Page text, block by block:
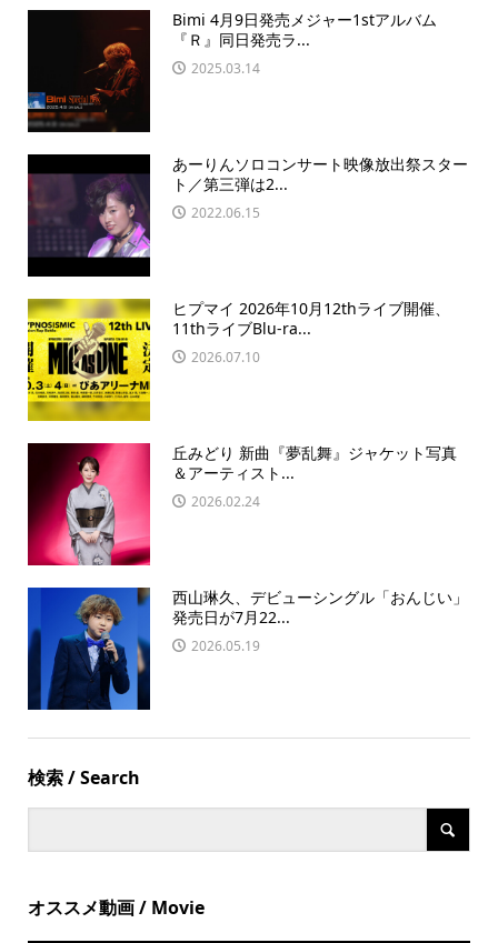
Bimi 4月9日発売メジャー1stアルバム
『Ｒ』同日発売ラ...
2025.03.14
あーりんソロコンサート映像放出祭スター
ト／第三弾は2...
2022.06.15
ヒプマイ 2026年10月12thライブ開催、
11thライブBlu-ra...
2026.07.10
丘みどり 新曲『夢乱舞』ジャケット写真
＆アーティスト...
2026.02.24
西山琳久、デビューシングル「おんじい」
発売日が7月22...
2026.05.19
検索 / Search
オススメ動画 / Movie